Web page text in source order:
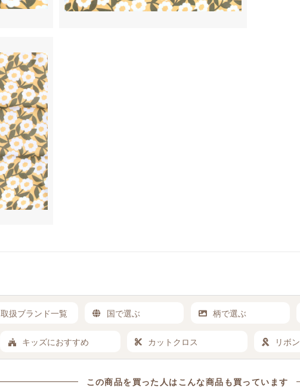
取扱ブランド一覧 国で選ぶ 柄で選ぶ
キッズにおすすめ カットクロス リボン
この商品を買った人はこんな商品も買っています